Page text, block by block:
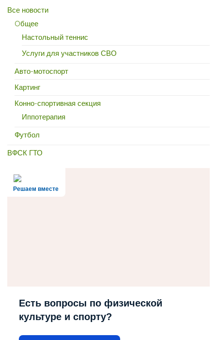
Все новости
Oбщее
Настольный теннис
Услуги для участников СВО
Авто-мотоспорт
Картинг
Конно-спортивная секция
Иппотерапия
Футбол
ВФСК ГТО
Решаем вместе
Есть вопросы по физической
культуре и спорту?